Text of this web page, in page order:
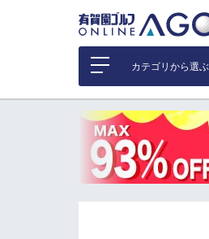
カテゴリから選ぶ